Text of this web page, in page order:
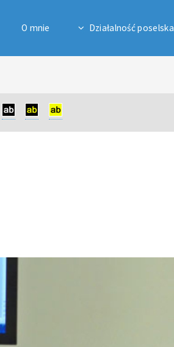
O mnie Działalność poselska